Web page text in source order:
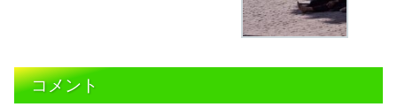
コメント